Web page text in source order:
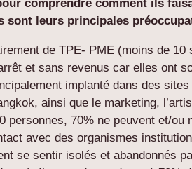
comprendre comment ils
sont leurs principales
de TPE- PME (moins de
et sans revenus car elles ont
implanté dans des
ainsi que le marketing,
personnes, 70% ne peuvent et/
avec des organismes
se sentir isolés et abandonnés